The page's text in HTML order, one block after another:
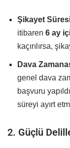
Şikayet
itibaren 6 ay
kaçırılırsa,
Dava
genel dava
başvuru
süreyi ayırt
2. Güçlü